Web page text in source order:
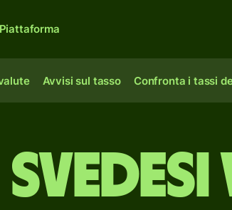
Avvisi sul tasso Confronta i tassi